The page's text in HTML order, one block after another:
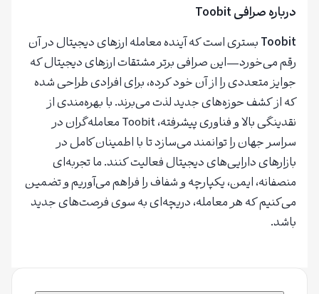
درباره صرافی Toobit
Toobitبستری است که آینده معامله ارزهای دیجیتال در آن
رقم می‌خورد—این صرافی برتر مشتقات ارزهای دیجیتال که
جوایز متعددی را از آن خود کرده، برای افرادی طراحی شده
که از کشف حوزه‌های جدید لذت می‌برند. با بهره‌مندی از
نقدینگی بالا و فناوری پیشرفته، Toobit معامله‌گران در
سراسر جهان را توانمند می‌سازد تا با اطمینان کامل در
بازارهای دارایی‌های دیجیتال فعالیت کنند. ما تجربه‌ای
منصفانه، ایمن، یکپارچه و شفاف را فراهم می‌آوریم و تضمین
می‌کنیم که هر معامله، دریچه‌ای به سوی فرصت‌های جدید
باشد.